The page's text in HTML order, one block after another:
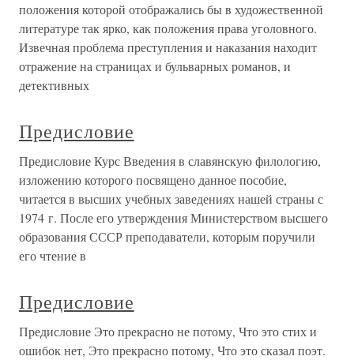
положения которой отображались бы в художественной
литературе так ярко, как положения права уголовного.
Извечная проблема преступления и наказания находит
отражение на страницах и бульварных романов, и
детективных
Предисловие
Предисловие Курс Введения в славянскую филологию,
изложению которого посвящено данное пособие,
читается в высших учебных заведениях нашей страны с
1974 г. После его утверждения Министерством высшего
образования СССР преподаватели, которым поручили
его чтение в
Предисловие
Предисловие Это прекрасно не потому, Что это стих и
ошибок нет, Это прекрасно потому, Что это сказал поэт.